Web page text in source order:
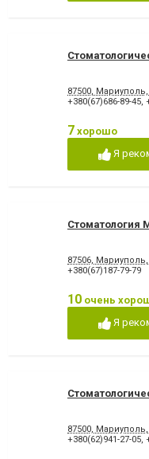
Удаление постоянного
Элайнеры
87500,
+380(67)686-89-45,
7 хорошо
Я
Стоматология
87506,
+380(67)187-79-79
10 очень
Я
87500,
+380(62)941-27-05,